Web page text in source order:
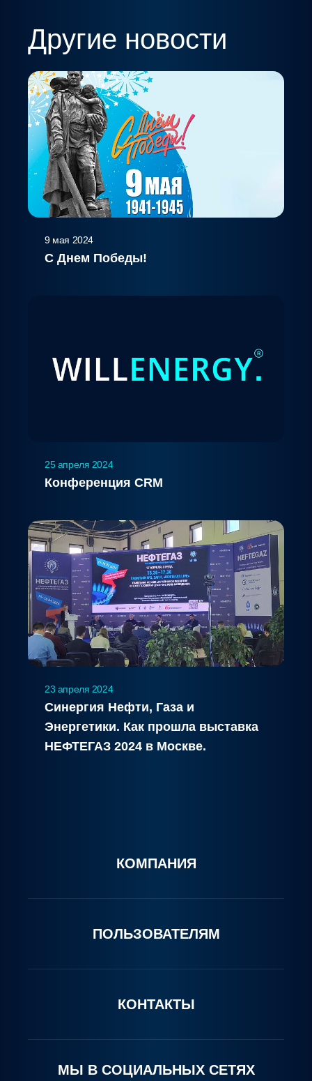
Другие новости
9 мая 2024
С Днем Победы!
25 апреля 2024
Конференция CRM
23 апреля 2024
Синергия Нефти, Газа и
Энергетики. Как прошла выставка
НЕФТЕГАЗ 2024 в Москве.
КОМПАНИЯ
ПОЛЬЗОВАТЕЛЯМ
КОНТАКТЫ
МЫ В СОЦИАЛЬНЫХ СЕТЯХ